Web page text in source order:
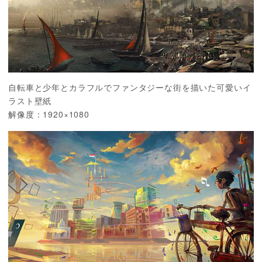
自転車と少年とカラフルでファンタジーな街を描いた可愛いイ
ラスト壁紙
解像度：1920×1080